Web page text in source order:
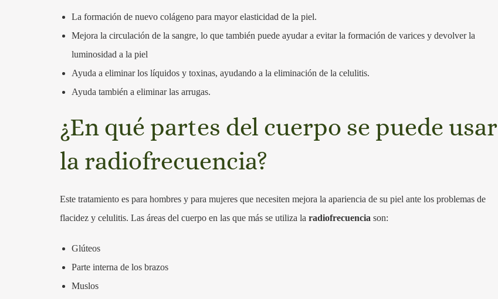
La formación de nuevo colágeno para mayor elasticidad de la piel.
Mejora la circulación de la sangre, lo que también puede ayudar a evitar la formación de varices y devolver la
luminosidad a la piel
Ayuda a eliminar los líquidos y toxinas, ayudando a la eliminación de la celulitis.
Ayuda también a eliminar las arrugas.
¿En qué partes del cuerpo se puede usar
la radiofrecuencia?
Este tratamiento es para hombres y para mujeres que necesiten mejora la apariencia de su piel ante los problemas de
flacidez y celulitis. Las áreas del cuerpo en las que más se utiliza la radiofrecuencia son:
Glúteos
Parte interna de los brazos
Muslos